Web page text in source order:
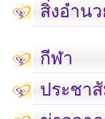
สิ่งอำน
กีฬา
ประชา